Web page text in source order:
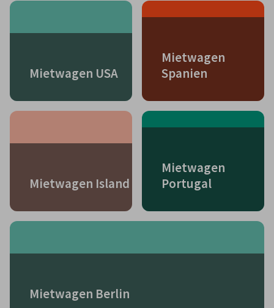
Mietwagen USA
Mietwagen
Spanien
Mietwagen Island
Mietwagen
Portugal
Mietwagen Berlin